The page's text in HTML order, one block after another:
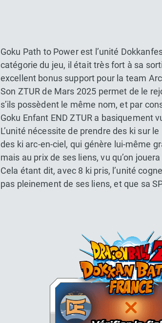
Goku Path to Power est l’unité
catégorie du jeu, il était très fort à sa
excellent bonus support pour la team
Son ZTUR de Mars 2025 permet de le
s’ils possèdent le même nom, et par
Goku Enfant END ZTUR a basiquement
L’unité nécessite de prendre des ki sur
des ki arc-en-ciel, qui génère lui-même
mais au prix de ses liens, vu qu’on
Cela étant dit, avec 8 ki pris, l’unité
pas pleinement de ses liens, et que sa